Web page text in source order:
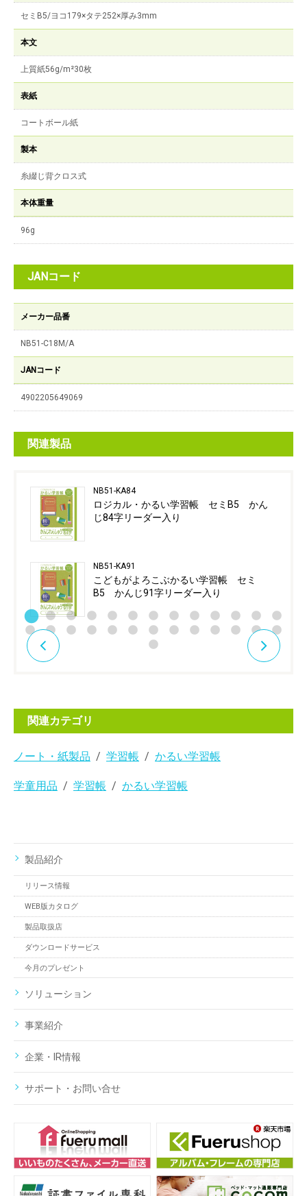
セミB5/ヨコ179×タテ252×厚み3mm
本文
上質紙56g/m²30枚
表紙
コートボール紙
製本
糸綴じ背クロス式
本体重量
96g
JANコード
メーカー品番
NB51-C18M/A
JANコード
4902205649069
関連製品
NB51-KA84
ロジカル・かるい学習帳 セミB5 かん
じ84字リーダー入り
NB51-KA91
こどもがよろこぶかるい学習帳 セミ
B5 かんじ91字リーダー入り
関連カテゴリ
ノート・紙製品 学習帳 かるい学習帳
学童用品 学習帳 かるい学習帳
製品紹介
リリース情報
WEB版カタログ
製品取扱店
ダウンロードサービス
今月のプレゼント
ソリューション
事業紹介
企業・IR情報
サポート・お問い合せ